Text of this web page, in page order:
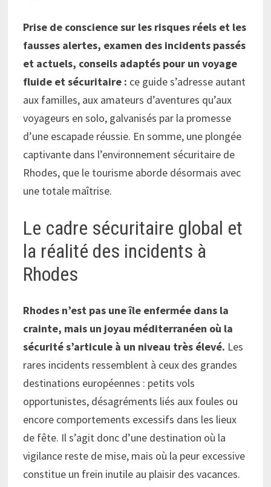
Prise de conscience sur les risques réels et les
fausses alertes, examen des incidents passés
et actuels, conseils adaptés pour un voyage
fluide et sécuritaire : ce guide s’adresse autant
aux familles, aux amateurs d’aventures qu’aux
voyageurs en solo, galvanisés par la promesse
d’une escapade réussie. En somme, une plongée
captivante dans l’environnement sécuritaire de
Rhodes, que le tourisme aborde désormais avec
une totale maîtrise.
Le cadre sécuritaire global et
la réalité des incidents à
Rhodes
Rhodes n’est pas une île enfermée dans la
crainte, mais un joyau méditerranéen où la
sécurité s’articule à un niveau très élevé. Les
rares incidents ressemblent à ceux des grandes
destinations européennes : petits vols
opportunistes, désagréments liés aux foules ou
encore comportements excessifs dans les lieux
de fête. Il s’agit donc d’une destination où la
vigilance reste de mise, mais où la peur excessive
constitue un frein inutile au plaisir des vacances.